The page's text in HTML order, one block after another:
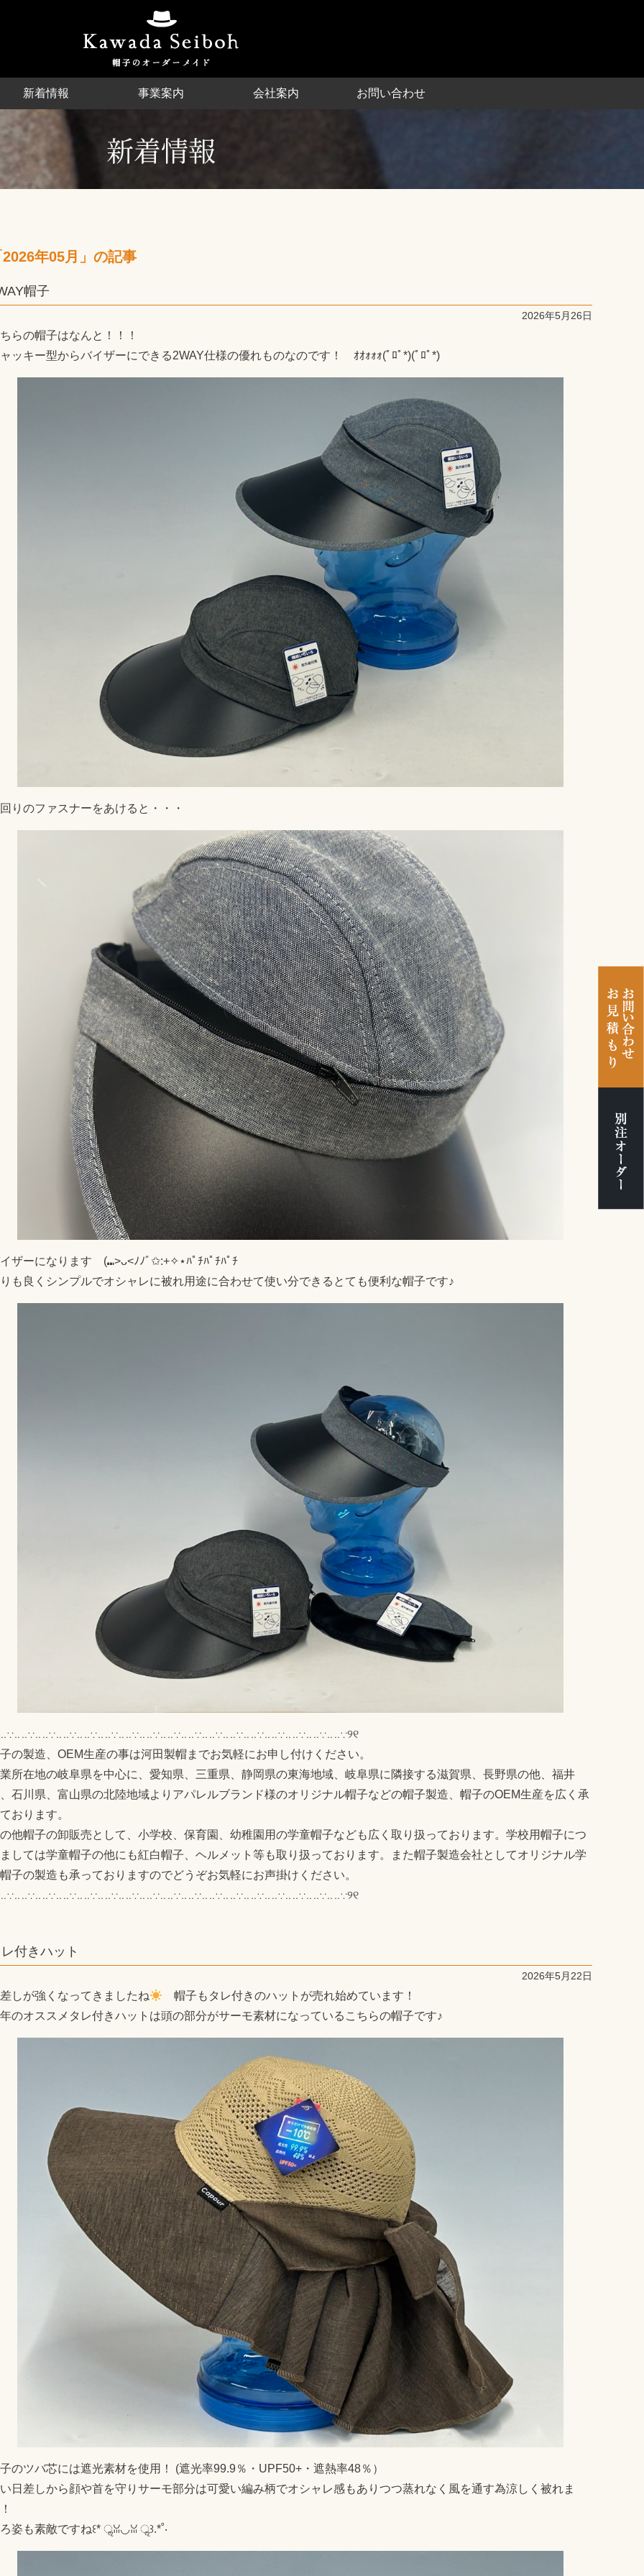
新着情報 事業案内 会社案内 お問い合わせ
新着情報
2026年05月」の記事
帽子
2026年5月26日
らの帽子はなんと！！！
ッキー型からバイザーにできる2WAY仕様の優れものなのです！ ｵｵｫｫｫ(ﾟﾛﾟ*)(ﾟﾛﾟ*)
りのファスナーをあけると・・・
ザーになります (⑉>ᴗ<ﾉﾉﾞ✩:+✧︎⋆ﾊﾟﾁﾊﾟﾁﾊﾟﾁ
も良くシンプルでオシャレに被れ用途に合わせて使い分できるとても便利な帽子です♪
の製造、OEM生産の事は河田製帽までお気軽にお申し付けください。
所在地の岐阜県を中心に、愛知県、三重県、静岡県の東海地域、岐阜県に隣接する滋賀県、長野県の他、福井
石川県、富山県の北陸地域よりアパレルブランド様のオリジナル帽子などの帽子製造、帽子のOEM生産を広く承
おります。
他帽子の卸販売として、小学校、保育園、幼稚園用の学童帽子なども広く取り扱っております。学校用帽子につ
しては学童帽子の他にも紅白帽子、ヘルメット等も取り扱っております。また帽子製造会社としてオリジナル学
子の製造も承っておりますのでどうぞお気軽にお声掛けください。
付きハット
2026年5月22日
しが強くなってきましたね
帽子もタレ付きのハットが売れ始めています！
のオススメタレ付きハットは頭の部分がサーモ素材になっているこちらの帽子です♪
のツバ芯には遮光素材を使用！ (遮光率99.9％・UPF50+・遮熱率48％）
日差しから顔や首を守りサーモ部分は可愛い編み柄でオシャレ感もありつつ蒸れなく風を通す為涼しく被れま
姿も素敵ですね꒰* ॢꈍ◡ꈍ ॢ꒱.*˚‧